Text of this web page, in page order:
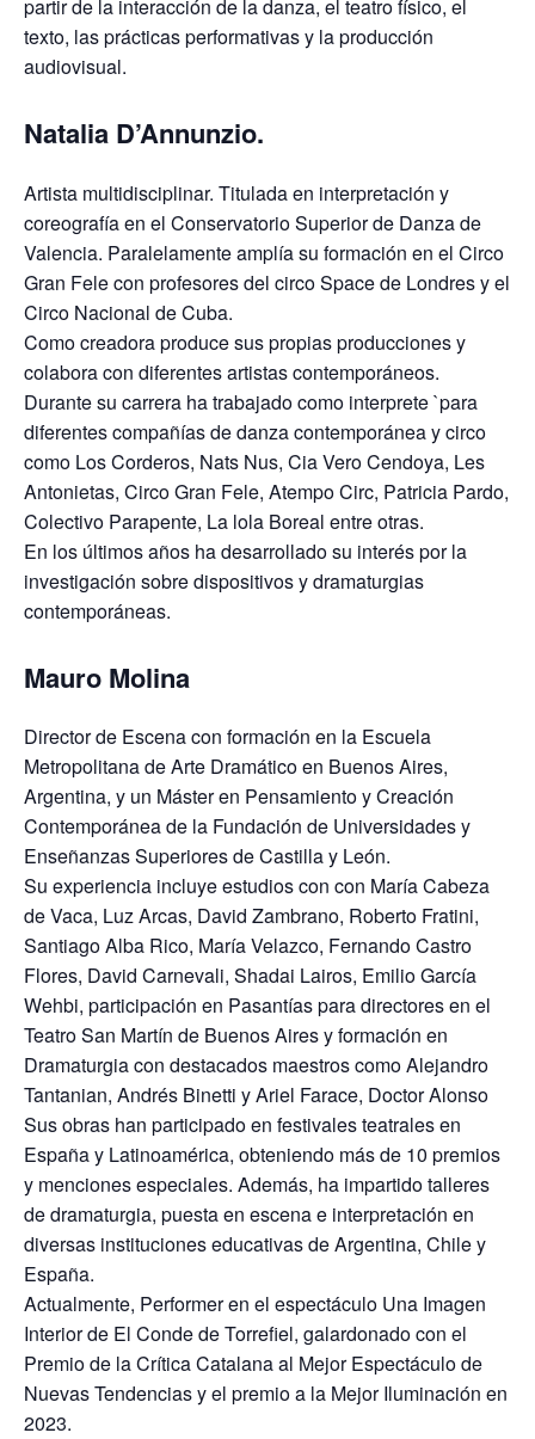
partir de la interacción de la danza, el teatro físico, el
texto, las prácticas performativas y la producción
audiovisual.
Natalia D’Annunzio.
Artista multidisciplinar. Titulada en interpretación y
coreografía en el Conservatorio Superior de Danza de
Valencia. Paralelamente amplía su formación en el Circo
Gran Fele con profesores del circo Space de Londres y el
Circo Nacional de Cuba.
Como creadora produce sus propias producciones y
colabora con diferentes artistas contemporáneos.
Durante su carrera ha trabajado como interprete `para
diferentes compañías de danza contemporánea y circo
como Los Corderos, Nats Nus, Cia Vero Cendoya, Les
Antonietas, Circo Gran Fele, Atempo Circ, Patricia Pardo,
Colectivo Parapente, La lola Boreal entre otras.
En los últimos años ha desarrollado su interés por la
investigación sobre dispositivos y dramaturgias
contemporáneas.
Mauro Molina
Director de Escena con formación en la Escuela
Metropolitana de Arte Dramático en Buenos Aires,
Argentina, y un Máster en Pensamiento y Creación
Contemporánea de la Fundación de Universidades y
Enseñanzas Superiores de Castilla y León.
Su experiencia incluye estudios con con María Cabeza
de Vaca, Luz Arcas, David Zambrano, Roberto Fratini,
Santiago Alba Rico, María Velazco, Fernando Castro
Flores, David Carnevali, Shadai Lairos, Emilio García
Wehbi, participación en Pasantías para directores en el
Teatro San Martín de Buenos Aires y formación en
Dramaturgia con destacados maestros como Alejandro
Tantanian, Andrés Binetti y Ariel Farace, Doctor Alonso
Sus obras han participado en festivales teatrales en
España y Latinoamérica, obteniendo más de 10 premios
y menciones especiales. Además, ha impartido talleres
de dramaturgia, puesta en escena e interpretación en
diversas instituciones educativas de Argentina, Chile y
España.
Actualmente, Performer en el espectáculo Una Imagen
Interior de El Conde de Torrefiel, galardonado con el
Premio de la Crítica Catalana al Mejor Espectáculo de
Nuevas Tendencias y el premio a la Mejor Iluminación en
2023.